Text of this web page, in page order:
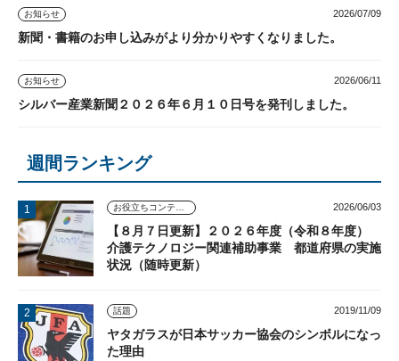
お知らせ 2026/07/09
新聞・書籍のお申し込みがより分かりやすくなりました。
お知らせ 2026/06/11
シルバー産業新聞２０２６年６月１０日号を発刊しました。
週間ランキング
お役立ちコンテンツ 2026/06/03
【８月７日更新】２０２６年度（令和８年度）
介護テクノロジー関連補助事業 都道府県の実施
状況（随時更新）
話題 2019/11/09
ヤタガラスが日本サッカー協会のシンボルになっ
た理由